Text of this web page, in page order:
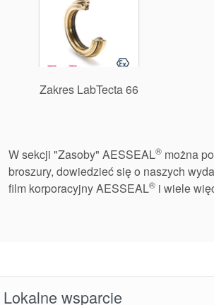
Zakres LabTecta 66
W sekcji "Zasoby" AESSEAL® można
broszury, dowiedzieć się o naszych
film korporacyjny AESSEAL® i wiele
Lokalne wsparcie